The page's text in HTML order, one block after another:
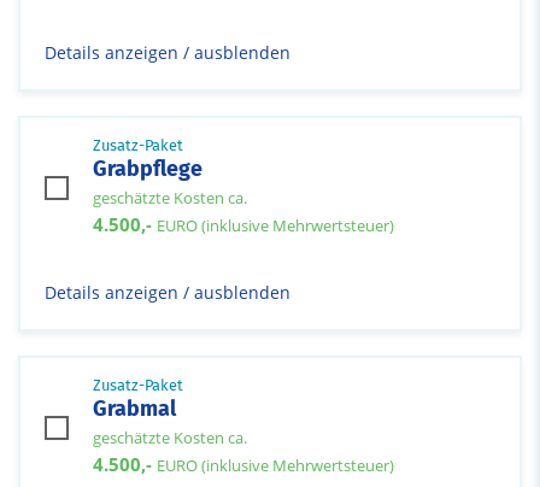
Details anzeigen / ausblenden
Zusatz-Paket
Grabpflege
geschätzte Kosten ca.
4.500,- EURO (inklusive Mehrwertsteuer)
Details anzeigen / ausblenden
Zusatz-Paket
Grabmal
geschätzte Kosten ca.
4.500,- EURO (inklusive Mehrwertsteuer)